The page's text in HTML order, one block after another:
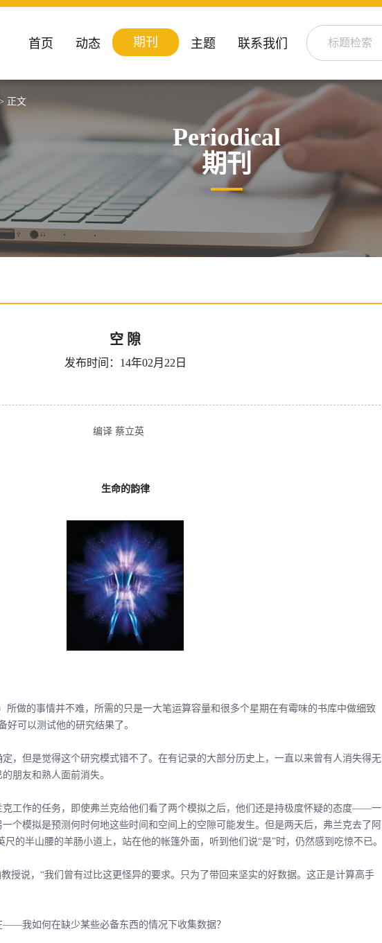
首页 动态 期刊 主题 联系我们
正文
Periodical
期刊
空 隙
发布时间：14年02月22日
编译 蔡立英
生命的韵律
做的事情并不难，所需的只是一大笔运算容量和很多个星期在有霉味的书库中做细致
好可以测试他的研究结果了。
但是觉得这个研究模式错不了。在有记录的大部分历史上，一直以来曾有人消失得无
朋友和熟人面前消失。
作的任务，即使弗兰克给他们看了两个模拟之后，他们还是持极度怀疑的态度――一
个模拟是预测何时何地这些时间和空间上的空隙可能发生。但是两天后，弗兰克去了阿
尺的半山腰的羊肠小道上，站在他的帐篷外面，听到他们说“是”时，仍然感到吃惊不已。
说，“我们曾有过比这更怪异的要求。只为了带回来坚实的好数据。这正是计算高手
我如何在缺少某些必备东西的情况下收集数据？